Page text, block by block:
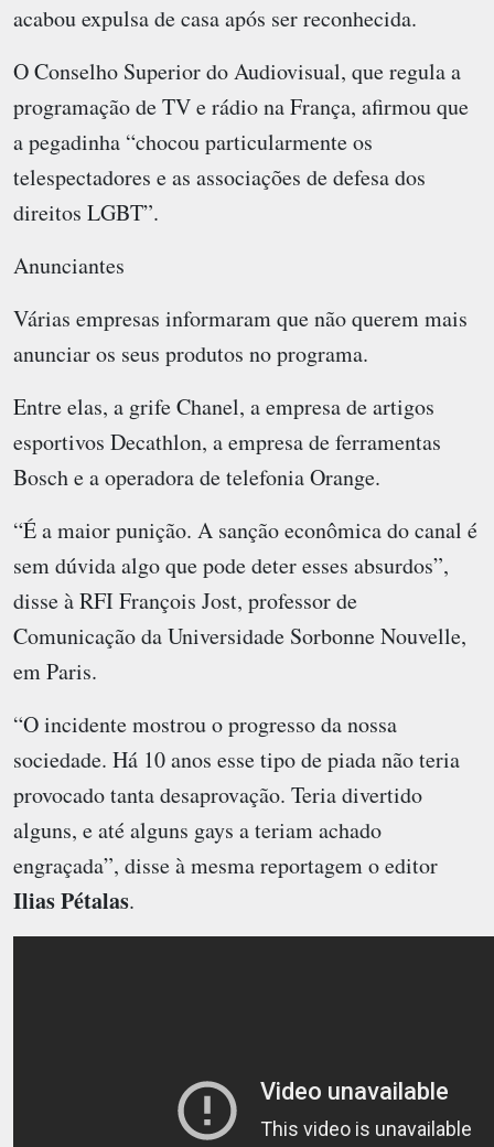
acabou expulsa de casa após ser reconhecida.
O Conselho Superior do Audiovisual, que regula a
programação de TV e rádio na França, afirmou que
a pegadinha “chocou particularmente os
telespectadores e as associações de defesa dos
direitos LGBT”.
Anunciantes
Várias empresas informaram que não querem mais
anunciar os seus produtos no programa.
Entre elas, a grife Chanel, a empresa de artigos
esportivos Decathlon, a empresa de ferramentas
Bosch e a operadora de telefonia Orange.
“É a maior punição. A sanção econômica do canal é
sem dúvida algo que pode deter esses absurdos”,
disse à RFI François Jost, professor de
Comunicação da Universidade Sorbonne Nouvelle,
em Paris.
“O incidente mostrou o progresso da nossa
sociedade. Há 10 anos esse tipo de piada não teria
provocado tanta desaprovação. Teria divertido
alguns, e até alguns gays a teriam achado
engraçada”, disse à mesma reportagem o editor
Ilias Pétalas.